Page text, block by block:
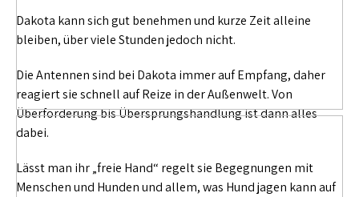
Dakota kann sich gut benehmen und kurze Zeit alleine
bleiben, über viele Stunden jedoch nicht.
Die Antennen sind bei Dakota immer auf Empfang, daher
reagiert sie schnell auf Reize in der Außenwelt. Von
Überforderung bis Übersprungshandlung ist dann alles
dabei.
Lässt man ihr „freie Hand“ regelt sie Begegnungen mit
Menschen und Hunden und allem, was Hund jagen kann auf